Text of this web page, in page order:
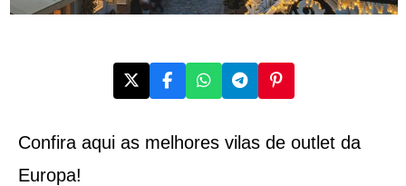
Confira aqui as melhores vilas de outlet da
Europa!